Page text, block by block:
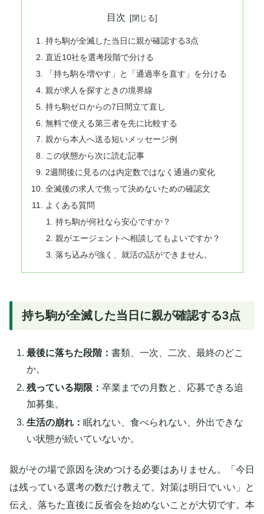
目次
持ち駒が全滅した当日に親が確認する3点
直近10社を選考段階で分ける
「持ち駒を増やす」と「通過率を直す」を分ける
親が求人を探すときの境界線
持ち駒ゼロからの7日間立て直し
無料で使える第三者を先に比較する
親から本人へ送る短いメッセージ例
この状態から次に読む記事
2週間後に見るのは内定数ではなく通過の変化
全滅後の求人で焦って決めないための確認文
よくある質問
持ち駒が何社なら安心ですか？
親がエージェントへ相談してもよいですか？
落ち込みが強く、就活の話ができません。
持ち駒が全滅した当日に親が確認する3点
最後に落ちた段階：書類、一次、二次、最終のどこ
か。
残っている期限：卒業までの月数と、応募できる追
加募集。
生活の崩れ：眠れない、食べられない、外出できな
い状態が続いていないか。
親がその場で原因を決めつける必要はありません。「今日
は残っている選考の数だけ教えて。対策は明日でいい」と
伝え、落ちた直後に反省会を始めないことが大切です。本